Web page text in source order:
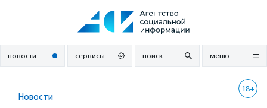
новости сервисы поиск меню
18+
Новости